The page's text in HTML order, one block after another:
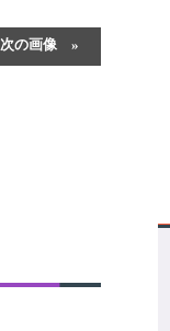
次の画像